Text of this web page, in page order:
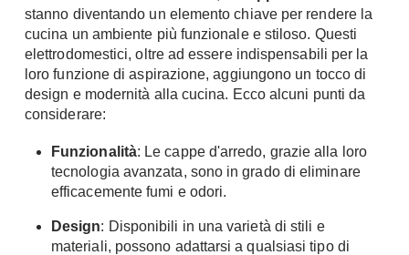
stanno diventando un elemento chiave per rendere la
cucina un ambiente più funzionale e stiloso. Questi
elettrodomestici, oltre ad essere indispensabili per la
loro funzione di aspirazione, aggiungono un tocco di
design e modernità alla cucina. Ecco alcuni punti da
considerare:
Funzionalità: Le cappe d'arredo, grazie alla loro
tecnologia avanzata, sono in grado di eliminare
efficacemente fumi e odori.
Design: Disponibili in una varietà di stili e
materiali, possono adattarsi a qualsiasi tipo di